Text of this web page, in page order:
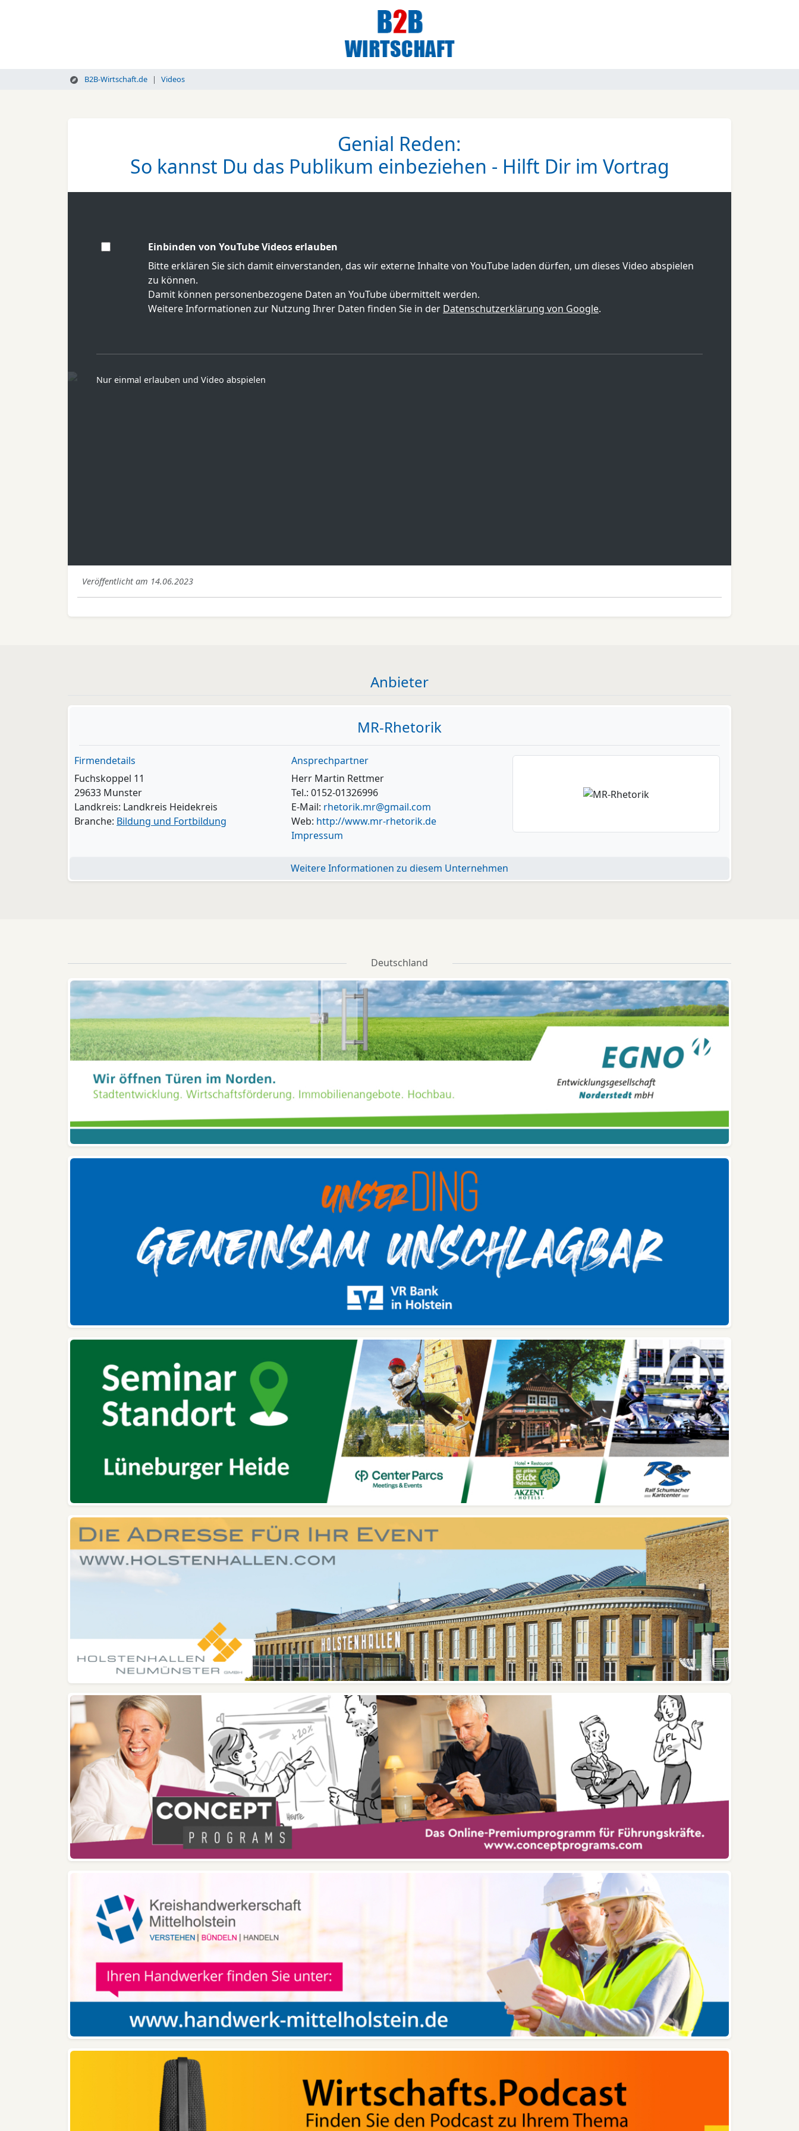
B2B-Wirtschaft.de Videos
Genial Reden:
So kannst Du das Publikum einbeziehen - Hilft Dir im Vortrag
Einbinden von YouTube Videos erlauben
Bitte erklären Sie sich damit einverstanden, das wir externe Inhalte von YouTube laden dürfen, um dieses Video abspielen
zu können.
Damit können personenbezogene Daten an YouTube übermittelt werden.
Weitere Informationen zur Nutzung Ihrer Daten finden Sie in der Datenschutzerklärung von Google.
Nur einmal erlauben und Video abspielen
Veröffentlicht am 14.06.2023
Anbieter
MR-Rhetorik
Firmendetails
Fuchskoppel 11
29633 Munster
Landkreis: Landkreis Heidekreis
Branche: Bildung und Fortbildung
Ansprechpartner
Herr Martin Rettmer
Tel.: 0152-01326996
E-Mail: rhetorik.mr@gmail.com
Web: http://www.mr-rhetorik.de
Impressum
Weitere Informationen zu diesem Unternehmen
Deutschland